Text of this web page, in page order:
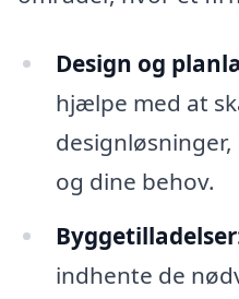
Design og
hjælpe med at
og dine behov.
indhente de